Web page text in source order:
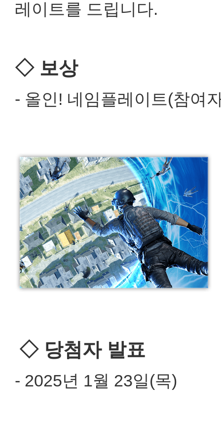
레이트를 드립니다.
◇ 보상
- 올인! 네임플레이트(참여
◇ 당첨자 발표
- 2025년 1월 23일(목)